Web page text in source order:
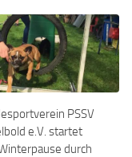
PSSV
e.V. startet
durch